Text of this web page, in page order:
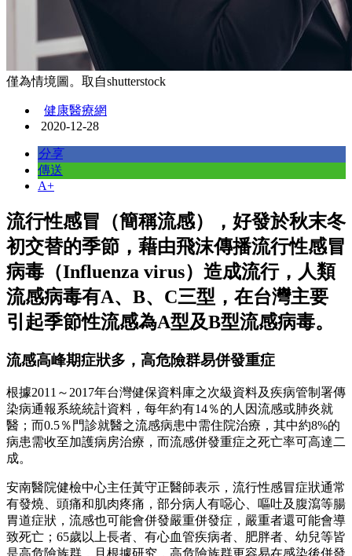
僅為情境圖。取自shutterstock
健康醫療網
2020-12-28
分享
傳送
A+
流行性感冒（簡稱流感），好發於秋末冬
初交替的季節，藉由飛沫傳播流行性感冒
病毒（Influenza virus）造成流行，人類
流感病毒有A、B、C三型，在台灣主要
引起季節性流感為A型及B型流感病毒。
流感高峰期症狀多，高危險群易併發重症
根據2011～2017年台灣健保資料庫之次級資料及疾病管制署傳
染病通報系統統計資料，每年約有14％的人因流感或肺炎就
醫；而0.5％門診就醫之流感病患中需住院治療，其中約8%的
病患需收至加護病房治療，而流感併發重症之死亡率可高達二
成。
安南醫院健檢中心主任黃守正醫師表示，流行性感冒症狀通常
有發燒、頭痛和肌肉疼痛，部分病人有噁心、嘔吐及腹瀉等腸
胃道症狀，流感也可能會併發嚴重併發症，嚴重者還可能會導
致死亡；65歲以上長者、有心血管疾病者、肥胖者、幼兒等皆